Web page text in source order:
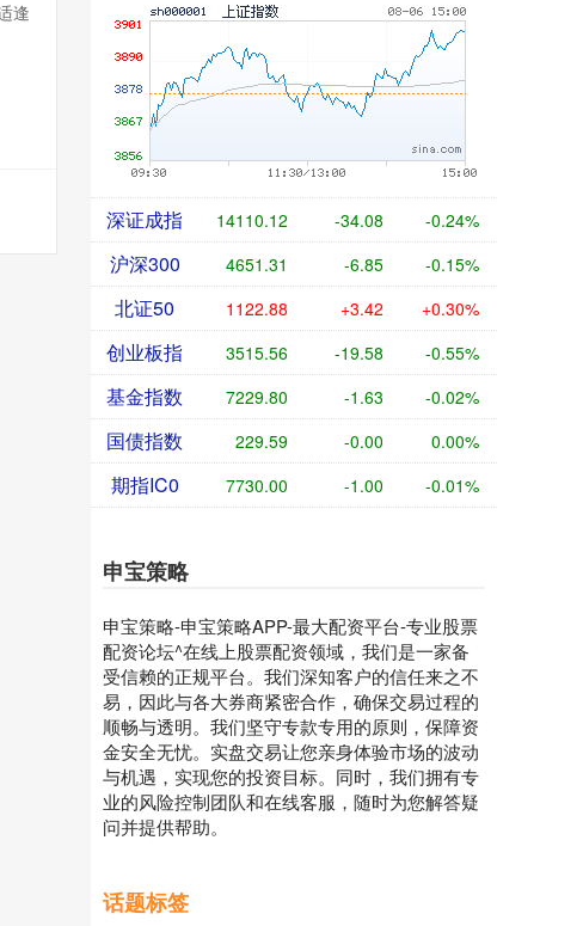
逢
深证成指 14110.12 -34.08 -0.24%
沪深300 4651.31 -6.85 -0.15%
北证50 1122.88 +3.42 +0.30%
创业板指 3515.56 -19.58 -0.55%
基金指数 7229.80 -1.63 -0.02%
国债指数 229.59 -0.00 0.00%
期指IC0 7730.00 -1.00 -0.01%
申宝策略
申宝策略-申宝策略APP-最大配资平台-专业股票
配资论坛^在线上股票配资领域，我们是一家备
受信赖的正规平台。我们深知客户的信任来之不
易，因此与各大券商紧密合作，确保交易过程的
顺畅与透明。我们坚守专款专用的原则，保障资
金安全无忧。实盘交易让您亲身体验市场的波动
与机遇，实现您的投资目标。同时，我们拥有专
业的风险控制团队和在线客服，随时为您解答疑
问并提供帮助。
话题标签